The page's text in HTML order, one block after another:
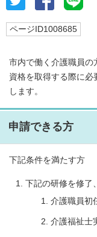
ページID1008685
市内で働く介護職員の
資格を取得する際に必
します。
申請できる方
下記条件を満たす方
下記の研修を修了
介護職員初
介護福祉士